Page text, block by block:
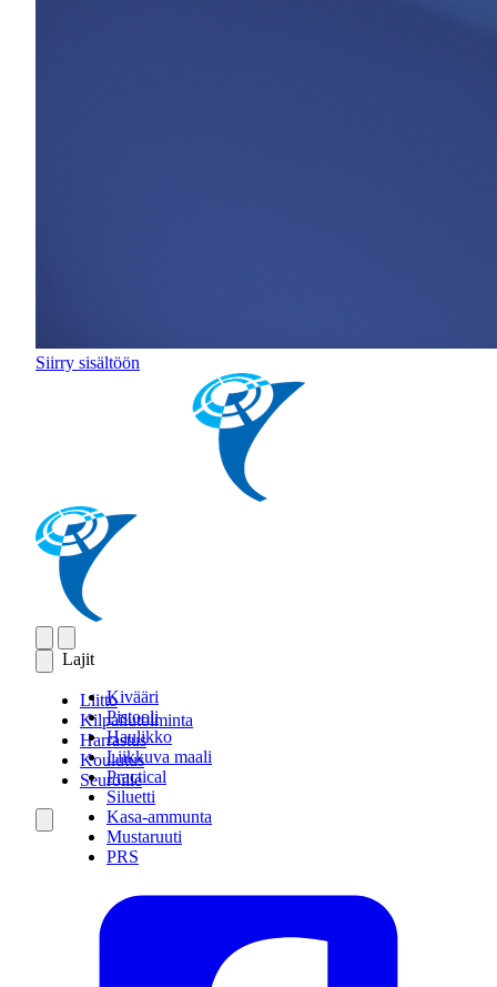
Siirry sisältöön
Lajit
Kivääri
Pistooli
Haulikko
Liikkuva maali
Practical
Siluetti
Kasa-ammunta
Mustaruuti
PRS
Liitto
Kilpailutoiminta
Harrastus
Koulutus
Seuroille